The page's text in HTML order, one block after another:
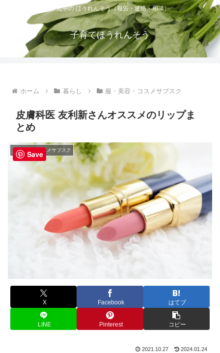
育児中の ほうれんそう（報告・連絡・相談）
子育てほうれんそう
ホーム 暮らし 服・美容・コスメサブスク
皮膚科医 友利新さんオススメのリップま
とめ
服・美容・コスメサブスク
X Facebook はてブ
LINE Pinterest コピー
2021.10.27 2024.01.24
Save